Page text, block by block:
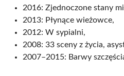
2016: Zjednoczone stany
2013: Płynące wieżowce,
2012: W sypialni,
2008: 33 sceny z życia,
2007–2015: Barwy